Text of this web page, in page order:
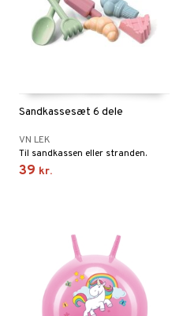
Sandkassesæt 6 dele
VN LEK
Til sandkassen eller stranden.
39 kr.